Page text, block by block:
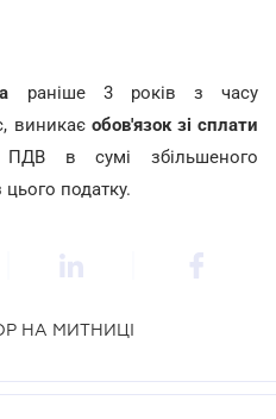
раніше 3 років з часу
виникає обов'язок зі сплати
в сумі збільшеного
податку.
НА МИТНИЦІ